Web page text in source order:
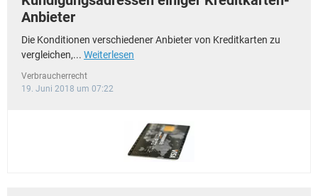
Anbieter
Die Konditionen verschiedener Anbieter von Kreditkarten zu
vergleichen,... Weiterlesen
Verbraucherrecht
19. Juni 2018 um 07:22